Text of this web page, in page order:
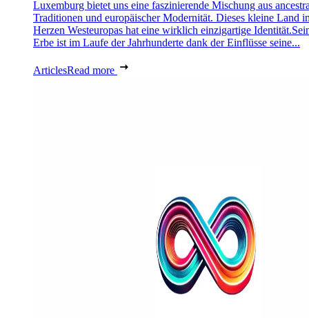
Luxemburg bietet uns eine faszinierende Mischung aus
Traditionen und europäischer Modernität. Dieses kleine Land
Herzen Westeuropas hat eine wirklich einzigartige
Erbe ist im Laufe der Jahrhunderte dank der Einflüsse seine...
ArticlesRead more